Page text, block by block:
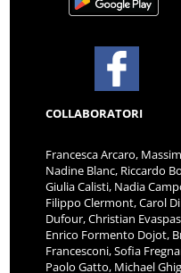
COLLABORATORI
Francesca Arcaro,
Nadine Blanc, Riccardo
Giulia Calisti, Nadia
Filippo Clermont, Carol
Dufour, Christian
Enrico Formento Dojot,
Francesconi, Sofia
Paolo Gatto, Michael